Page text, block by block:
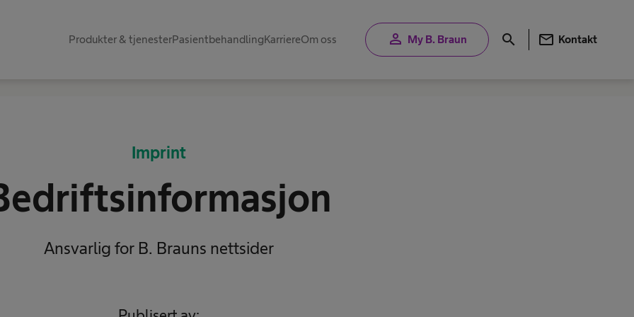
Produkter & tjenester​Pasientbehandling​KarriereOm oss person My B. Braun search mail Kontakt
Imprint
Ansvarlig for B. Brauns nettsider